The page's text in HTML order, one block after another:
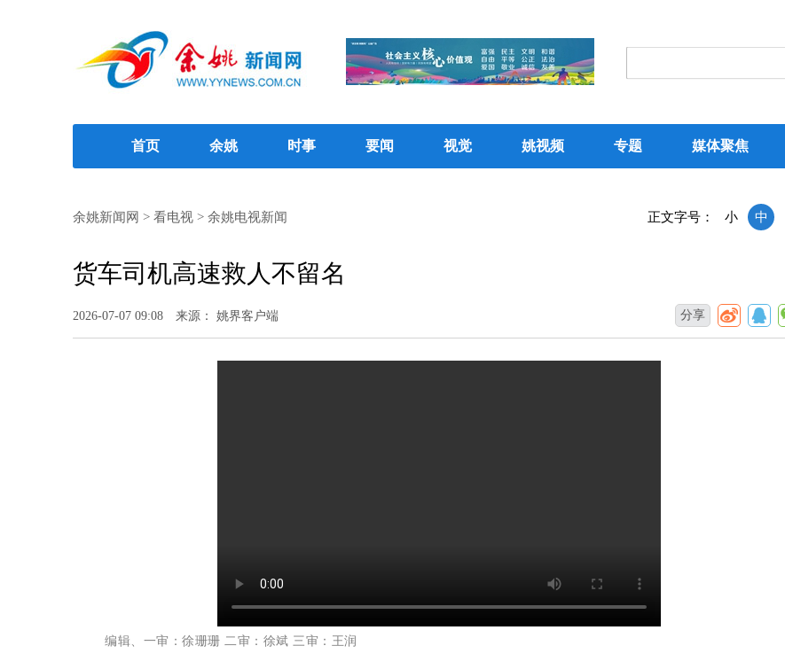
首页 余姚 时事 要闻 视觉 姚视频 专题 媒体聚焦
正文字号： 小 中
余姚新闻网 > 看电视 > 余姚电视新闻
货车司机高速救人不留名
2026-07-07 09:08 来源： 姚界客户端 分享
编辑、一审：徐珊珊 二审：徐斌 三审：王润